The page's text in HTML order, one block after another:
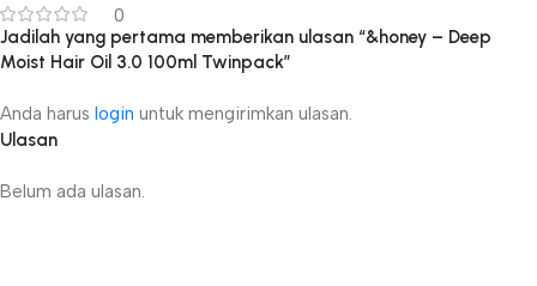
0
Ulasan
Belum ada ulasan.
Jadilah yang pertama memberikan ulasan “&honey – Deep
Moist Hair Oil 3.0 100ml Twinpack”
Anda harus login untuk mengirimkan ulasan.